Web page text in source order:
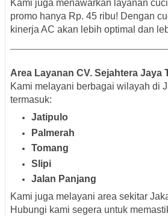
Kami juga menawarkan layanan
promo hanya Rp. 45 ribu! Dengan
kinerja AC akan lebih optimal dan
Area Layanan CV. Sejahtera Jaya
Kami melayani berbagai wilayah di
termasuk:
Jatipulo
Palmerah
Tomang
Slipi
Jalan Panjang
Kami juga melayani area sekitar
Hubungi kami segera untuk